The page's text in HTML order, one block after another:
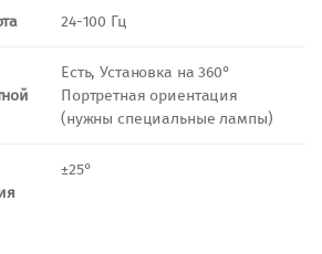
24-100 Гц
Есть, Установка на 360°
Портретная ориентация
(нужны специальные лампы)
±25°